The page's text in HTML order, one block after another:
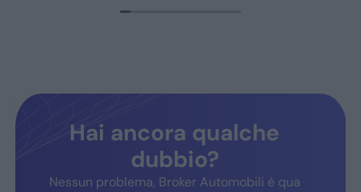
Hai ancora qualche
dubbio?
Nessun problema, Broker Automobili è qua